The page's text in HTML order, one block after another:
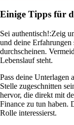
Einige Tipps für
Sei authentisch!:Zeig
und deine
durchscheinen.
Lebenslauf steht.
Pass deine Unterlagen
Stelle zugeschnitten
hervor, die direkt mit
Finance zu tun haben.
Rolle interessierst.